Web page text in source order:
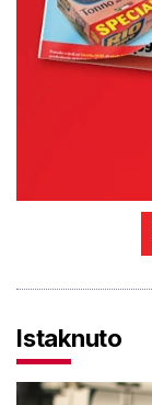
Istaknuto